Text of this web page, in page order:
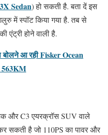
Sedan) हो सकती है. बता दें इस
में स्पॉट किया गया है. तब से
एंट्री होने वाली है.
आ रही Fisker Ocean
563KM
और C3 एयरक्रॉस SUV वाले
सकती है जो 110PS का पावर और